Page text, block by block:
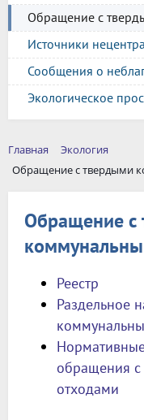
Обращение с
Источники
Сообщения о
Экологическое
Главная
Экология
Обращение с твердыми
Обращение с
Реестр
Раздельное
обращения
отходами